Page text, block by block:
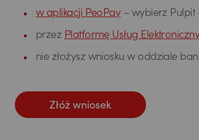
w aplikacji PeoPay– wybierz Pulpit
przez Platformę Usług
nie złożysz wniosku w oddziale
Złóż wniosek